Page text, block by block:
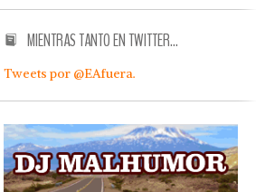
MIENTRAS TANTO EN TWITTER…
Tweets por @EAfuera.